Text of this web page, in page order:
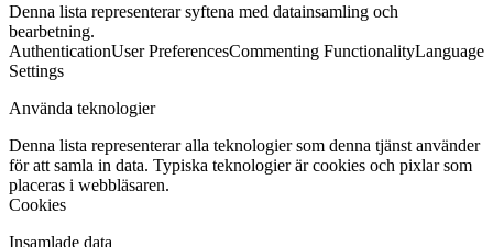
Denna lista representerar syftena med datainsamling och
bearbetning.
AuthenticationUser PreferencesCommenting FunctionalityLanguage
Settings
Använda teknologier
Denna lista representerar alla teknologier som denna tjänst använder
för att samla in data. Typiska teknologier är cookies och pixlar som
placeras i webbläsaren.
Cookies
Insamlade data